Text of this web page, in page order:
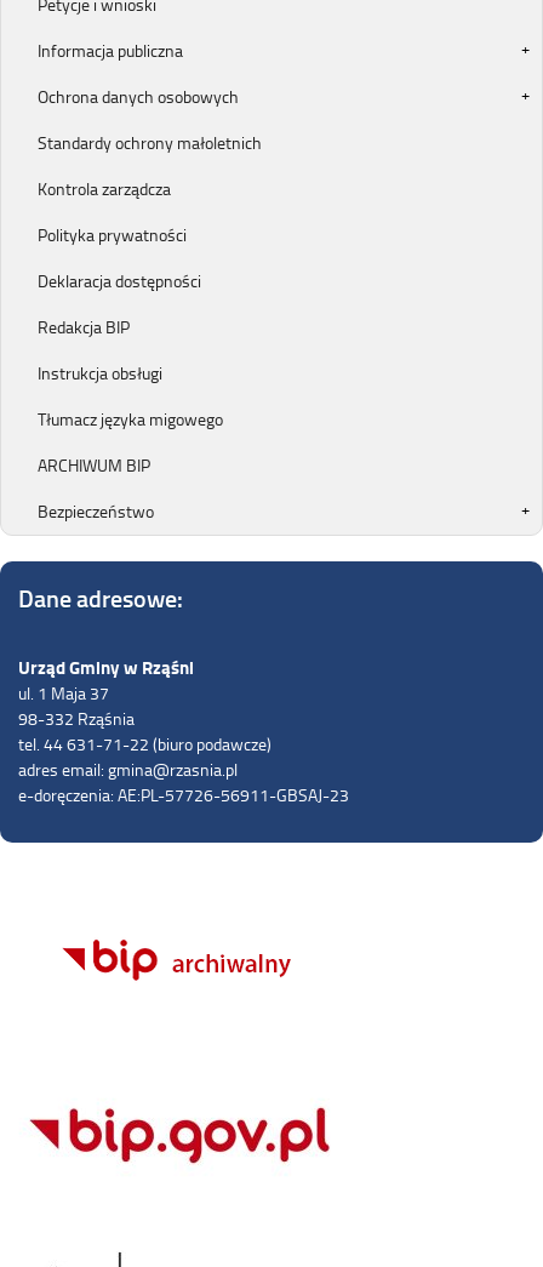
Informacja publiczna
Ochrona danych osobowych
Standardy ochrony małoletnich
Kontrola zarządcza
Polityka prywatności
Deklaracja dostępności
Redakcja BIP
Instrukcja obsługi
Tłumacz języka migowego
ARCHIWUM BIP
Bezpieczeństwo
Dane adresowe:
Urząd Gminy w Rząśni
ul. 1 Maja 37
98-332 Rząśnia
tel. 44 631-71-22 (biuro podawcze)
adres email: gmina@rzasnia.pl
e-doręczenia: AE:PL-57726-56911-GBSAJ-23